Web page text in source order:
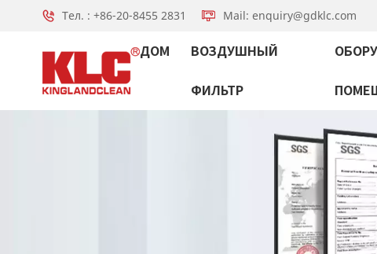
Тел. : +86-20-8455 2831 Mail: enquiry@gdklc.com
ДОМ ВОЗДУШНЫЙ
ФИЛЬТР